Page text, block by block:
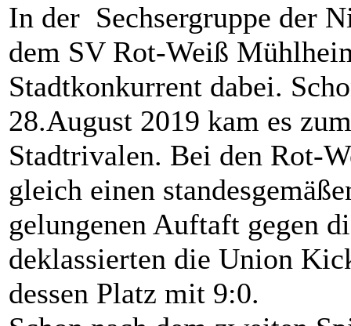
In der Sechsergruppe der
dem SV Rot-Weiß
Stadtkonkurrent dabei.
28.August 2019 kam es
Stadtrivalen. Bei den Rot-
gleich einen
gelungenen Auftaft gegen
deklassierten die Union
dessen Platz mit 9:0.